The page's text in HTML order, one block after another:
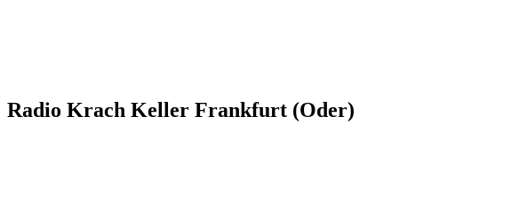
Radio Krach Keller Frankfurt (Oder)